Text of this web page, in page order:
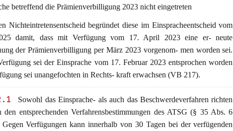
betreffend die Prämienverbilligung 2023 nicht eingetreten
Nichteintretensentscheid begründet diese im Einspracheentscheid vom
damit, dass mit Verfügung vom 17. April 2023 eine er- neute
der Prämienverbilligung per März 2023 vorgenom- men worden sei.
sei der Einsprache vom 17. Februar 2023 entsprochen worden
sei unangefochten in Rechts- kraft erwachsen (VB 217).
Sowohl das Einsprache- als auch das Beschwerdeverfahren richten
den entsprechenden Verfahrensbestimmungen des ATSG (§ 35 Abs. 6
Verfügungen kann innerhalb von 30 Tagen bei der verfügenden